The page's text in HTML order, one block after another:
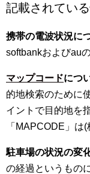
記載されてい
携帯の電波状況に
softbankおよびau
マップコードにつ
的地検索のために
イントで目的地を
「MAPCODE」は
駐車場の状況の変
の経過というもの